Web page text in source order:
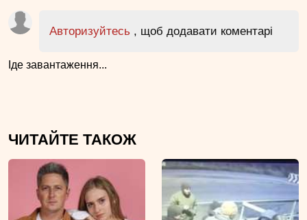
Авторизуйтесь , щоб додавати коментарі
Іде завантаження...
ЧИТАЙТЕ ТАКОЖ